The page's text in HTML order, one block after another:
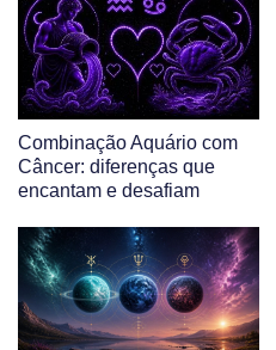
Combinação Aquário com
Câncer: diferenças que
encantam e desafiam